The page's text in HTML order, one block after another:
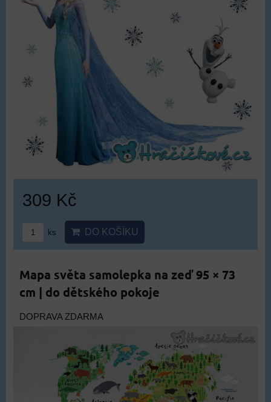
309 Kč
ks DO KOŠÍKU
Mapa světa samolepka na zeď 95 × 73
cm | do dětského pokoje
DOPRAVA ZDARMA